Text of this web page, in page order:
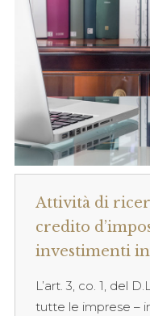
Attività di
credito
investimenti
L’art. 3, co. 1, del
tutte le imprese –